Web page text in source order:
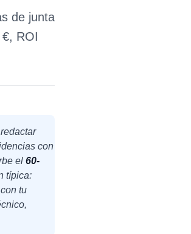
de junta
ROI
con
el 60-
típica:
tu